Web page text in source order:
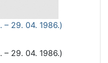
– 29. 04. 1986.)
– 29. 04. 1986.)